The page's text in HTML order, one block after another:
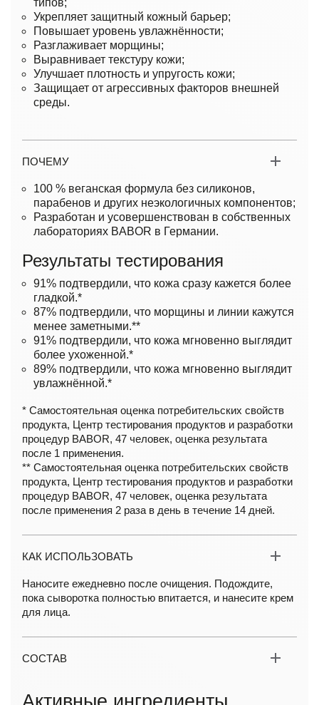
типов;
Укрепляет защитный кожный барьер;
Повышает уровень увлажнённости;
Разглаживает морщины;
Выравнивает текстуру кожи;
Улучшает плотность и упругость кожи;
Защищает от агрессивных факторов внешней
среды.
ПОЧЕМУ
100 % веганская формула без силиконов,
парабенов и других неэкологичных компонентов;
Разработан и усовершенствован в собственных
лабораториях BABOR в Германии.
Результаты тестирования
91% подтвердили, что кожа сразу кажется более
гладкой.*
87% подтвердили, что морщины и линии кажутся
менее заметными.**
91% подтвердили, что кожа мгновенно выглядит
более ухоженной.*
89% подтвердили, что кожа мгновенно выглядит
увлажнённой.*
* Самостоятельная оценка потребительских свойств
продукта, Центр тестирования продуктов и разработки
процедур BABOR, 47 человек, оценка результата
после 1 применения.
** Самостоятельная оценка потребительских свойств
продукта, Центр тестирования продуктов и разработки
процедур BABOR, 47 человек, оценка результата
после применения 2 раза в день в течение 14 дней.
КАК ИСПОЛЬЗОВАТЬ
Наносите ежедневно после очищения. Подождите,
пока сыворотка полностью впитается, и нанесите крем
для лица.
СОСТАВ